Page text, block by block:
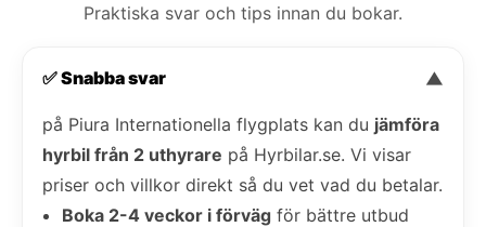
Praktiska svar och tips innan du bokar.
✅ Snabba svar ▼
på Piura Internationella flygplats kan du jämföra
hyrbil från 2 uthyrare på Hyrbilar.se. Vi visar
priser och villkor direkt så du vet vad du betalar.
Boka 2-4 veckor i förväg för bättre utbud